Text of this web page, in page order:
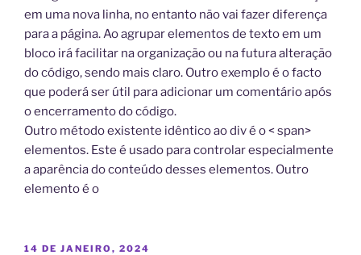
em uma nova linha, no entanto não vai fazer diferença
para a página. Ao agrupar elementos de texto em um
bloco irá facilitar na organização ou na futura alteração
do código, sendo mais claro. Outro exemplo é o facto
que poderá ser útil para adicionar um comentário após
o encerramento do código.
Outro método existente idêntico ao div é o < span>
elementos. Este é usado para controlar especialmente
a aparência do conteúdo desses elementos. Outro
elemento é o
PUBLICADO
14 DE JANEIRO, 2024